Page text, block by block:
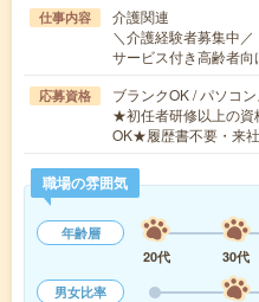
仕事内容
介護関連
＼介護経験者募集中
サービス付き高齢者
応募資格
ブランクOK / パソコ
★初任者研修以上の資
OK★履歴書不要・来
職場の雰囲気
年齢層
20代
30代
男女比率